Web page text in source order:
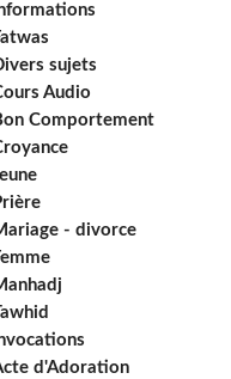
sujets
Audio
Comportement
- divorce
d'Adoration